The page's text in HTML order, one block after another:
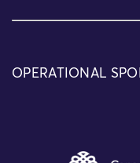
OPERATIONAL